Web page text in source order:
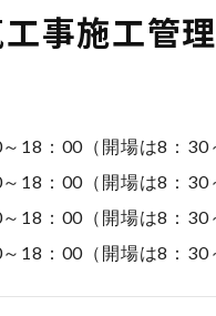
事施工管
18：00（開場は8：30
18：00（開場は8：30
18：00（開場は8：30
18：00（開場は8：30